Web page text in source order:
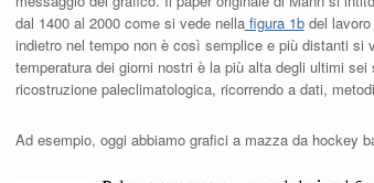
dal 1400 al 2000 come si vede nellafigura 1bdel lavoro
indietro nel tempo non è così semplice e più distanti si
temperatura dei giorni nostri è la più alta degli ultimi
ricostruzione paleclimatologica, ricorrendo a dati,
Ad esempio, oggi abbiamo grafici a mazza da hockey